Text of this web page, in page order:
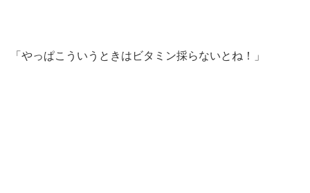
「やっぱこういうときはビタミン採らないとね！」